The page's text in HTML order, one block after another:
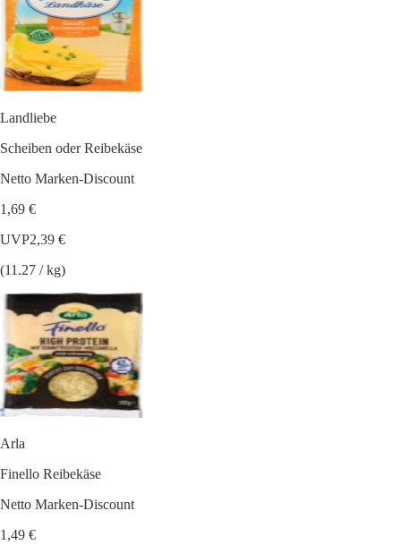
Landliebe
Scheiben oder Reibekäse
Netto Marken-Discount
1,69 €
UVP2,39 €
(11.27 / kg)
Arla
Finello Reibekäse
Netto Marken-Discount
1,49 €